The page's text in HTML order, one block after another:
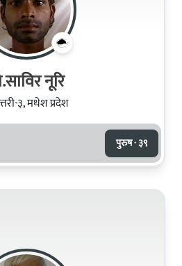
नूरि
३, मधेश प्रदेश
पुरुष · ३९